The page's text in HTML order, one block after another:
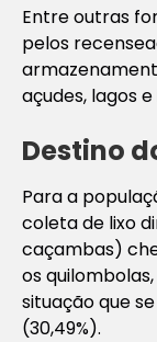
Entre outras
pelos
açudes, lagos
Destino
Para a
coleta de lixo
caçambas)
os
situação que
(30,49%).